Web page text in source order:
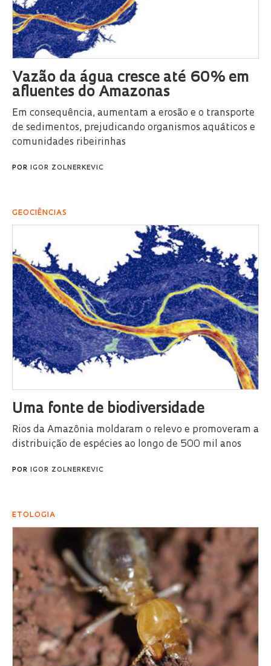
Vazão da água cresce até 60% em
afluentes do Amazonas
Em consequência, aumentam a erosão e o transporte
de sedimentos, prejudicando organismos aquáticos e
comunidades ribeirinhas
POR IGOR ZOLNERKEVIC
GEOCIÊNCIAS
Uma fonte de biodiversidade
Rios da Amazônia moldaram o relevo e promoveram a
distribuição de espécies ao longo de 500 mil anos
POR IGOR ZOLNERKEVIC
ETOLOGIA